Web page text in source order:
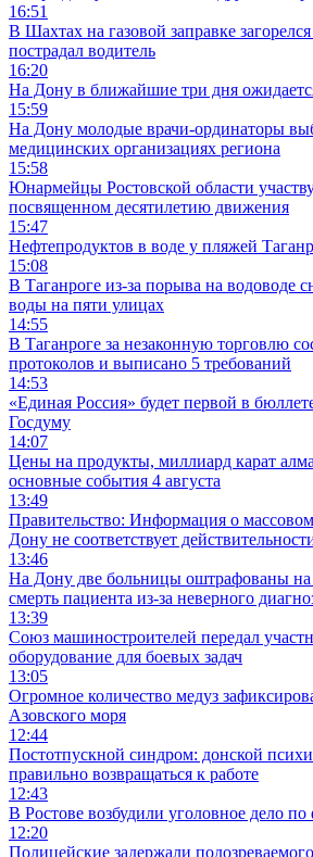
16:51
В Шахтах на газовой заправке
пострадал водитель
16:20
На Дону в ближайшие три дня
15:59
На Дону молодые врачи-ординаторы
медицинских организациях региона
15:58
Юнармейцы Ростовской области
посвященном десятилетию движения
15:47
Нефтепродуктов в воде у пляжей
15:08
В Таганроге из-за порыва на водоводе
воды на пяти улицах
14:55
В Таганроге за незаконную торговлю
протоколов и выписано 5 требований
14:53
«Единая Россия» будет первой в
Госдуму
14:07
Цены на продукты, миллиард карат
основные события 4 августа
13:49
Правительство: Информация о
Дону не соответствует
13:46
На Дону две больницы оштрафованы на
смерть пациента из-за неверного
13:39
Союз машиностроителей передал
оборудование для боевых задач
13:05
Огромное количество медуз
Азовского моря
12:44
Постотпускной синдром: донской
правильно возвращаться к работе
12:43
В Ростове возбудили уголовное дело
12:20
Полицейские задержали